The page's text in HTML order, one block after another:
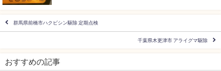
群馬県前橋市ハクビシン駆除 定期点検
千葉県木更津市 アライグマ駆除
おすすめの記事